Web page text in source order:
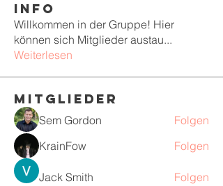
Info
Willkommen in der Gruppe! Hier
können sich Mitglieder austau...
Weiterlesen
Mitglieder
Sem Gordon
Folgen
KrainFow
Folgen
Jack Smith Folgen